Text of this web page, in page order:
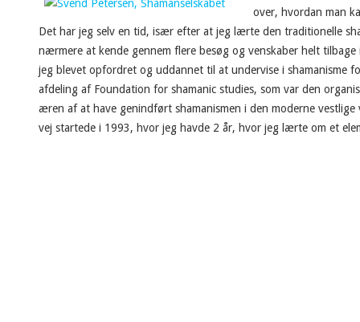
over, hvordan man
Det har jeg selv en tid, især efter at jeg lærte den traditionelle
nærmere at kende gennem flere besøg og venskaber helt
jeg blevet opfordret og uddannet til at undervise i shamanisme
afdeling af Foundation for shamanic studies, som var den
æren af at have genindført shamanismen i den moderne vestlige
vej startede i 1993, hvor jeg havde 2 år, hvor jeg lærte om et